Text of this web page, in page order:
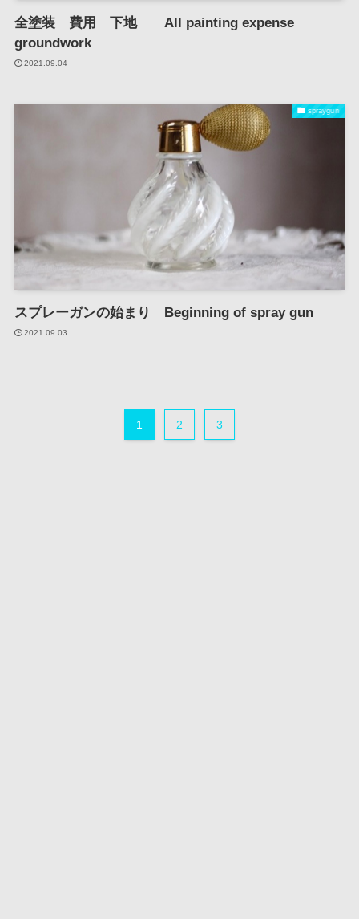
全塗装 費用 下地 All painting expense
groundwork
2021.09.04
spraygun
スプレーガンの始まり Beginning of spray gun
2021.09.03
1 2 3